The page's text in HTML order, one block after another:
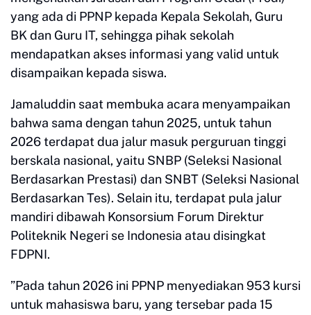
yang ada di PPNP kepada Kepala Sekolah, Guru
BK dan Guru IT, sehingga pihak sekolah
mendapatkan akses informasi yang valid untuk
disampaikan kepada siswa.
Jamaluddin saat membuka acara menyampaikan
bahwa sama dengan tahun 2025, untuk tahun
2026 terdapat dua jalur masuk perguruan tinggi
berskala nasional, yaitu SNBP (Seleksi Nasional
Berdasarkan Prestasi) dan SNBT (Seleksi Nasional
Berdasarkan Tes). Selain itu, terdapat pula jalur
mandiri dibawah Konsorsium Forum Direktur
Politeknik Negeri se Indonesia atau disingkat
FDPNI.
”Pada tahun 2026 ini PPNP menyediakan 953 kursi
untuk mahasiswa baru, yang tersebar pada 15